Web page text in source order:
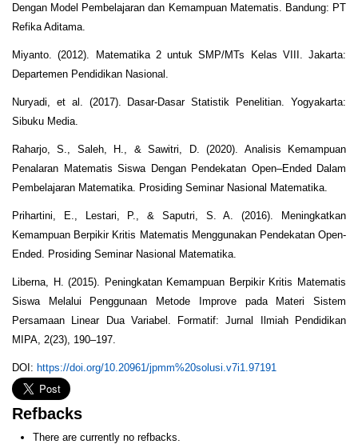
Dengan Model Pembelajaran dan Kemampuan Matematis. Bandung: PT
Refika Aditama.
Miyanto. (2012). Matematika 2 untuk SMP/MTs Kelas VIII. Jakarta:
Departemen Pendidikan Nasional.
Nuryadi, et al. (2017). Dasar-Dasar Statistik Penelitian. Yogyakarta:
Sibuku Media.
Raharjo, S., Saleh, H., & Sawitri, D. (2020). Analisis Kemampuan
Penalaran Matematis Siswa Dengan Pendekatan Open–Ended Dalam
Pembelajaran Matematika. Prosiding Seminar Nasional Matematika.
Prihartini, E., Lestari, P., & Saputri, S. A. (2016). Meningkatkan
Kemampuan Berpikir Kritis Matematis Menggunakan Pendekatan Open-
Ended. Prosiding Seminar Nasional Matematika.
Liberna, H. (2015). Peningkatan Kemampuan Berpikir Kritis Matematis
Siswa Melalui Penggunaan Metode Improve pada Materi Sistem
Persamaan Linear Dua Variabel. Formatif: Jurnal Ilmiah Pendidikan
MIPA, 2(23), 190–197.
DOI: https://doi.org/10.20961/jpmm%20solusi.v7i1.97191
Refbacks
There are currently no refbacks.